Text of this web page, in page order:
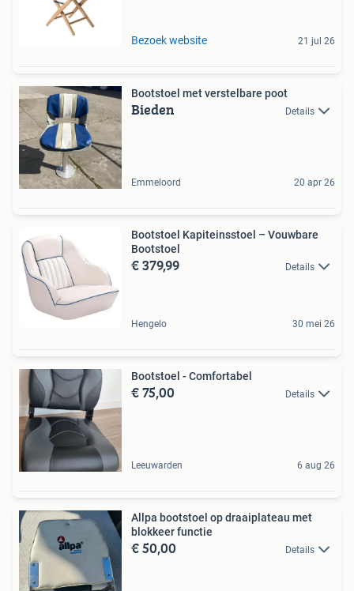
Bezoek website 21 jul 26
Bootstoel met verstelbare poot
Bieden Details
Emmeloord 20 apr 26
Bootstoel Kapiteinsstoel – Vouwbare
Bootstoel
€ 379,99 Details
Hengelo 30 mei 26
Bootstoel - Comfortabel
€ 75,00 Details
Leeuwarden 6 aug 26
Allpa bootstoel op draaiplateau met
blokkeer functie
€ 50,00 Details